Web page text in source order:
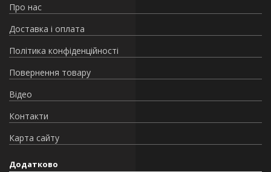
Про нас
Доставка і оплата
Політика конфіденційності
Повернення товару
Відео
Контакти
Карта сайту
Додатково